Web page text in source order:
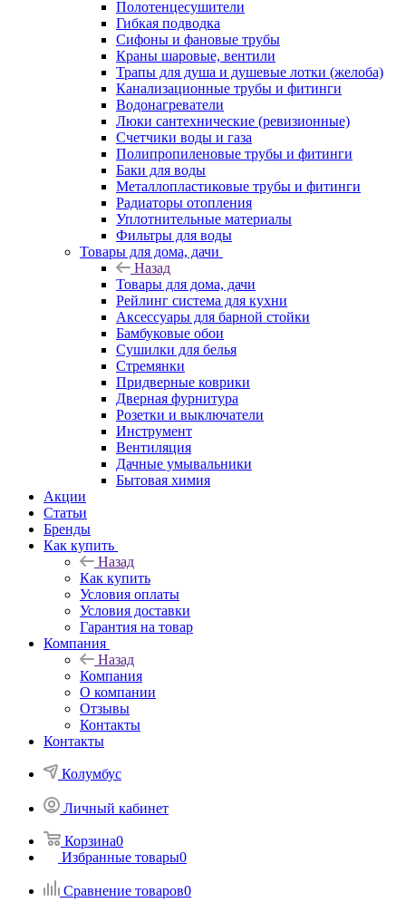
Полотенцесушители
Гибкая подводка
Сифоны и фановые трубы
Краны шаровые, вентили
Трапы для душа и душевые лотки (желоба)
Канализационные трубы и фитинги
Водонагреватели
Люки сантехнические (ревизионные)
Счетчики воды и газа
Полипропиленовые трубы и фитинги
Баки для воды
Металлопластиковые трубы и фитинги
Радиаторы отопления
Уплотнительные материалы
Фильтры для воды
Товары для дома, дачи
Назад
Товары для дома, дачи
Рейлинг система для кухни
Аксессуары для барной стойки
Бамбуковые обои
Сушилки для белья
Стремянки
Придверные коврики
Дверная фурнитура
Розетки и выключатели
Инструмент
Вентиляция
Дачные умывальники
Бытовая химия
Акции
Статьи
Бренды
Как купить
Назад
Как купить
Условия оплаты
Условия доставки
Гарантия на товар
Компания
Назад
Компания
О компании
Отзывы
Контакты
Контакты
Колумбус
Личный кабинет
Корзина0
Избранные товары0
Сравнение товаров0